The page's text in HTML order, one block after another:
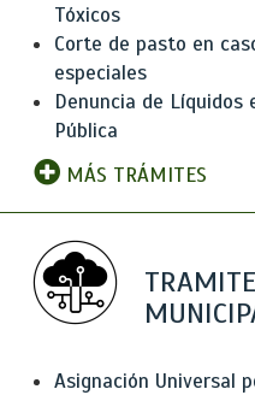
Tóxicos
Corte de pasto en
especiales
Denuncia de Líquidos
Pública
MÁS TRÁMITES
Asignación Universal